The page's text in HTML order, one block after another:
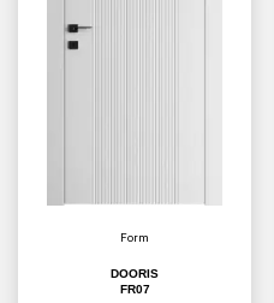
Form
DOORIS
FR07